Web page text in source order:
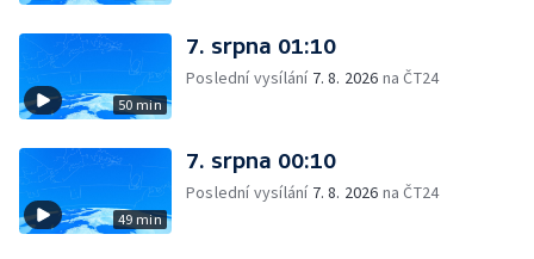
50 min
7. srpna 01:10
Poslední vysílání 7. 8. 2026 na ČT24
49 min
7. srpna 00:10
Poslední vysílání 7. 8. 2026 na ČT24